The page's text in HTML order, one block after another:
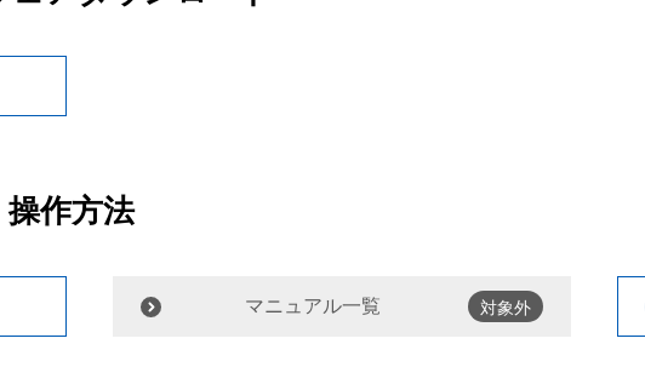
作方法
マニュアル一覧 対象外